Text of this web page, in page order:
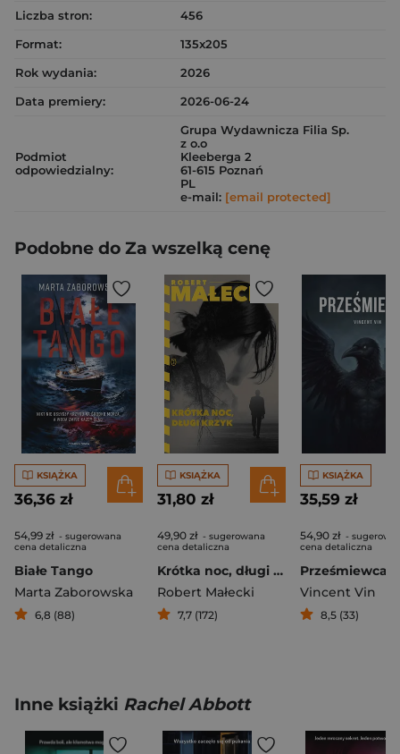
Liczba stron:
456
Format:
135x205
Rok wydania:
2026
Data premiery:
2026-06-24
Podmiot
odpowiedzialny:
Grupa Wydawnicza Filia Sp.
z o.o
Kleeberga 2
61-615 Poznań
PL
e-mail: [email protected]
Podobne do Za wszelką cenę
KSIĄŻKA
36,36 zł
54,99 zł - sugerowana
cena detaliczna
Białe Tango
Marta Zaborowska
6,8 (88)
KSIĄŻKA
31,80 zł
49,90 zł - sugerowana
cena detaliczna
Krótka noc, długi krzyk
Robert Małecki
7,7 (172)
KSIĄŻKA
35,59 zł
54,90 zł -
cena detaliczna
Prześmiewca
Vincent Vin
8,5 (33)
Inne książki Rachel Abbott